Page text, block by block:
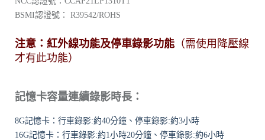
BSMI認證號： R39542/ROHS
注意：紅外線功能及停車錄影功能 （需使用降壓線
才有此功能）
記憶卡容量連續錄影時長：
8G記憶卡：行車錄影:約40分鐘、停車錄影:約3小時
16G記憶卡：行車錄影:約1小時20分鐘、停車錄影:約6小時